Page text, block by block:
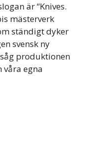
är “Knives.
mästerverk
ständigt dyker
svensk ny
produktionen
våra egna